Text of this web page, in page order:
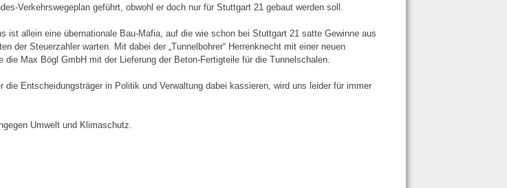
Verkehrswegeplan geführt, obwohl er doch nur für Stuttgart 21 gebaut werden soll.
ist allein eine übernationale Bau-Mafia, auf die wie schon bei Stuttgart 21 satte Gewinne aus
der Steuerzahler warten. Mit dabei der „Tunnelbohrer“ Herrenknecht mit einer neuen
die Max Bögl GmbH mit der Lieferung der Beton-Fertigteile für die Tunnelschalen.
die Entscheidungsträger in Politik und Verwaltung dabei kassieren, wird uns leider für immer
Umwelt und Klimaschutz.